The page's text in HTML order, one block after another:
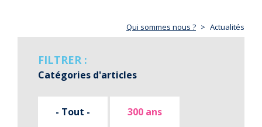
Qui sommes nous ? Actualités
FILTRER :
Catégories d'articles
- Tout - 300 ans